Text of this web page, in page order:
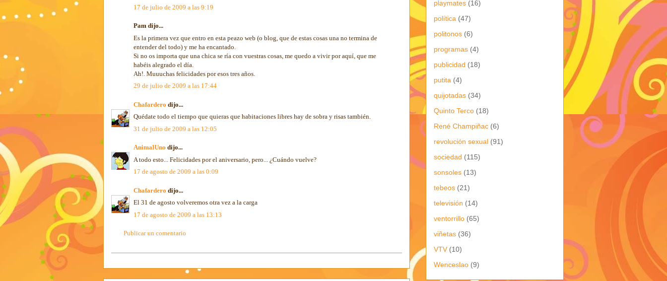
17 de julio de 2009 a las 9:19
Pam dijo...
Es la primera vez que entro en esta peazo web (o blog, que de estas cosas una no termina de
entender del todo) y me ha encantado.
Si no os importa que una chica se ría con vuestras cosas, me quedo a vivir por aquí, que me
habéis alegrado el día.
Ah!. Muuuchas felicidades por esos tres años.
29 de julio de 2009 a las 17:44
Chafardero dijo...
Quédate todo el tiempo que quieras que habitaciones libres hay de sobra y risas también.
31 de julio de 2009 a las 12:05
AnimalUno dijo...
A todo esto... Felicidades por el aniversario, pero... ¿Cuándo vuelve?
17 de agosto de 2009 a las 0:09
Chafardero dijo...
El 31 de agosto volveremos otra vez a la carga
17 de agosto de 2009 a las 13:13
Publicar un comentario
playmates (16)
política (47)
politonos (6)
programas (4)
publicidad (18)
putita (4)
quijotadas (34)
Quinto Terco (18)
René Champiñac (6)
revolución sexual (91)
sociedad (115)
sonsoles (13)
tebeos (21)
televisión (14)
ventorrillo (65)
viñetas (36)
VTV (10)
Wenceslao (9)